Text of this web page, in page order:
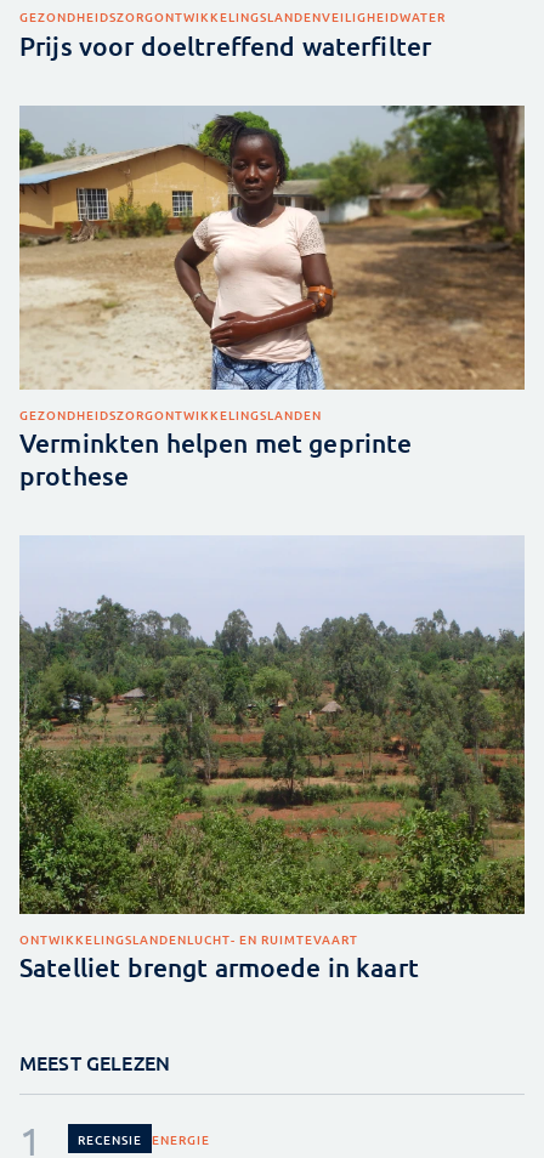
GEZONDHEIDSZORGONTWIKKELINGSLANDENVEILIGHEIDWATER
Prijs voor doeltreffend waterfilter
GEZONDHEIDSZORGONTWIKKELINGSLANDEN
Verminkten helpen met geprinte
prothese
ONTWIKKELINGSLANDENLUCHT- EN RUIMTEVAART
Satelliet brengt armoede in kaart
MEEST GELEZEN
RECENSIE ENERGIE